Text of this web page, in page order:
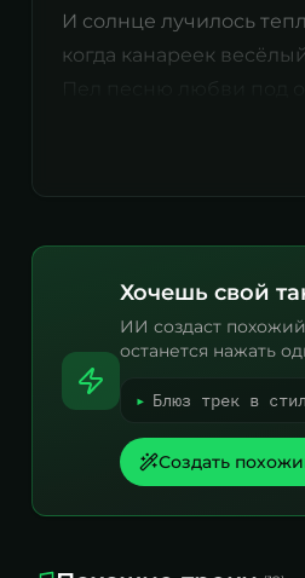
И солнце лучилось
когда канареек
Хочешь свой
ИИ создаст
останется нажать
▸ Блюз трек в
Создать